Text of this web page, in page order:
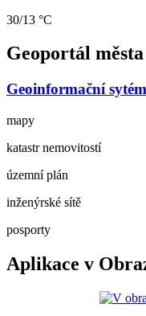
30/13 °C
Geoportál města
Geoinformační
mapy
katastr nemovitostí
územní plán
inženýrské sítě
posporty
Aplikace v